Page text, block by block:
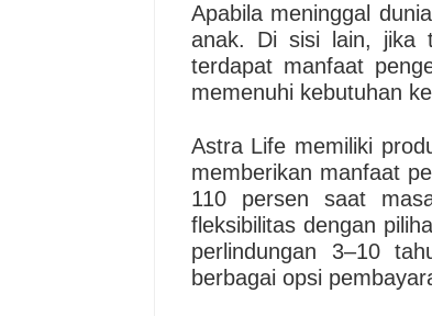
Apabila meninggal
anak. Di sisi lain, jika
terdapat manfaat
memenuhi kebutuhan
Astra Life memiliki
memberikan manfaat
110 persen saat
fleksibilitas dengan
perlindungan 3–10
berbagai opsi